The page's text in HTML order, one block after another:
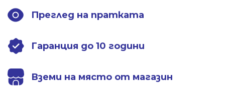
Преглед на пратката
Гаранция до 10 години
Вземи на място от магазин